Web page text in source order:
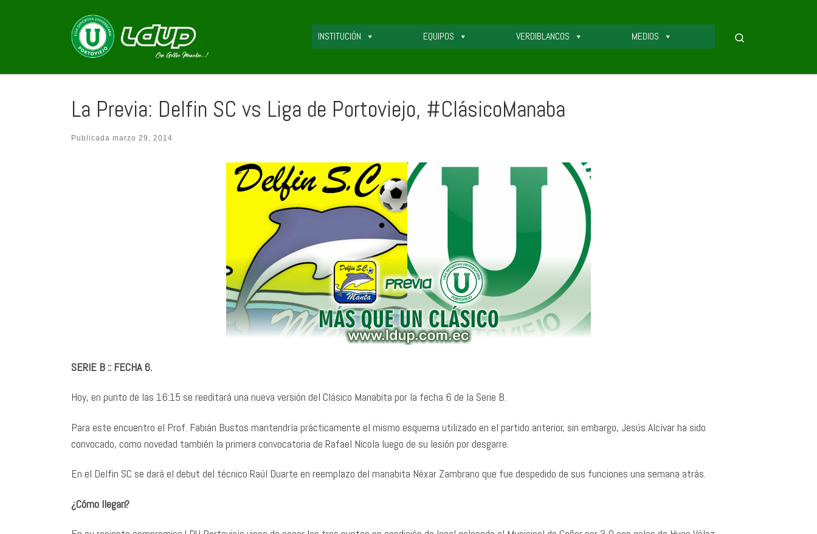
Saltar al contenido
INSTITUCIÓN EQUIPOS VERDIBLANCOS MEDIOS
La Previa: Delfin SC vs Liga de Portoviejo, #ClásicoManaba
Publicada marzo 29, 2014
SERIE B :: FECHA 6.
Hoy, en punto de las 16:15 se reeditará una nueva versión del Clásico Manabita por la fecha 6 de la Serie B.
Para este encuentro el Prof. Fabián Bustos mantendría prácticamente el mismo esquema utilizado en el partido anterior, sin embargo, Jesús Alcívar ha sido
convocado, como novedad también la primera convocatoria de Rafael Nicola luego de su lesión por desgarre.
En el Delfin SC se dará el debut del técnico Raúl Duarte en reemplazo del manabita Néxar Zambrano que fue despedido de sus funciones una semana atrás.
¿Cómo llegan?